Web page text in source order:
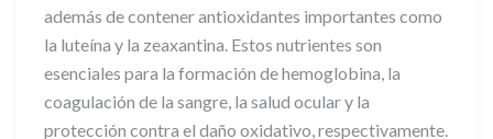
además de contener antioxidantes importantes como
la luteína y la zeaxantina. Estos nutrientes son
esenciales para la formación de hemoglobina, la
coagulación de la sangre, la salud ocular y la
protección contra el daño oxidativo, respectivamente.